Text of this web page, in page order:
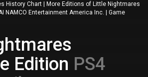
History Chart
More Editions of Little Nightmares
NAMCO Entertainment America Inc.
Game
Edition PS4